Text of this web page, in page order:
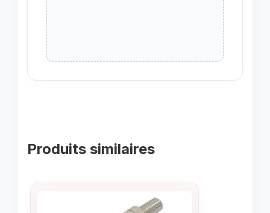
Produits similaires